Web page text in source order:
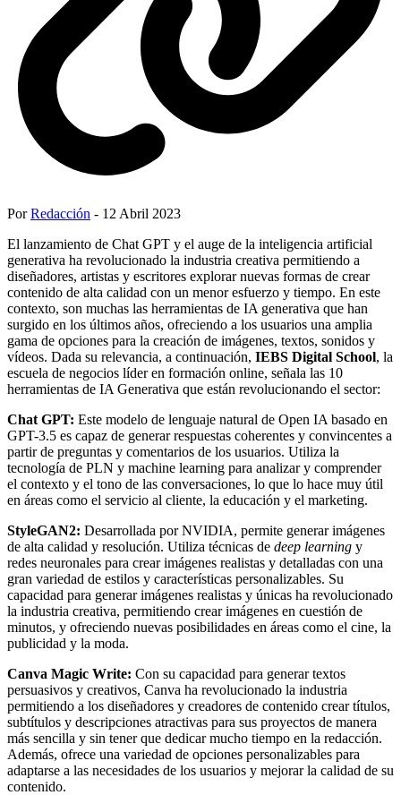
PorRedacción - 12 Abril 2023
El lanzamiento de Chat GPT y el auge de la inteligencia artificial
generativa ha revolucionado la industria creativa permitiendo a
diseñadores, artistas y escritores explorar nuevas formas de crear
contenido de alta calidad con un menor esfuerzo y tiempo. En este
contexto, son muchas las herramientas de IA generativa que han
surgido en los últimos años, ofreciendo a los usuarios una amplia
gama de opciones para la creación de imágenes, textos, sonidos y
vídeos. Dada su relevancia, a continuación, IEBS Digital School, la
escuela de negocios líder en formación online, señala las 10
herramientas de IA Generativa que están revolucionando el sector:
Chat GPT: Este modelo de lenguaje natural de Open IA basado en
GPT-3.5 es capaz de generar respuestas coherentes y convincentes a
partir de preguntas y comentarios de los usuarios. Utiliza la
tecnología de PLN y machine learning para analizar y comprender
el contexto y el tono de las conversaciones, lo que lo hace muy útil
en áreas como el servicio al cliente, la educación y el marketing.
StyleGAN2: Desarrollada por NVIDIA, permite generar imágenes
de alta calidad y resolución. Utiliza técnicas de deep learning y
redes neuronales para crear imágenes realistas y detalladas con una
gran variedad de estilos y características personalizables. Su
capacidad para generar imágenes realistas y únicas ha revolucionado
la industria creativa, permitiendo crear imágenes en cuestión de
minutos, y ofreciendo nuevas posibilidades en áreas como el cine, la
publicidad y la moda.
Canva Magic Write: Con su capacidad para generar textos
persuasivos y creativos, Canva ha revolucionado la industria
permitiendo a los diseñadores y creadores de contenido crear títulos,
subtítulos y descripciones atractivas para sus proyectos de manera
más sencilla y sin tener que dedicar mucho tiempo en la redacción.
Además, ofrece una variedad de opciones personalizables para
adaptarse a las necesidades de los usuarios y mejorar la calidad de su
contenido.